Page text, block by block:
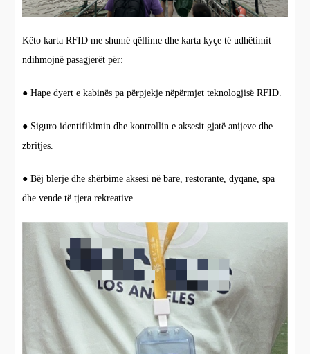
Këto karta RFID me shumë qëllime dhe karta kyçe të udhëtimit
ndihmojnë pasagjerët për:
● Hape dyert e kabinës pa përpjekje nëpërmjet teknologjisë RFID.
● Siguro identifikimin dhe kontrollin e aksesit gjatë anijeve dhe
zbritjes.
● Bëj blerje dhe shërbime aksesi në bare, restorante, dyqane, spa
dhe vende të tjera rekreative.